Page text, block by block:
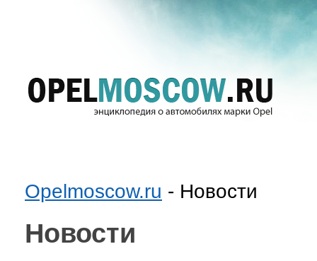
Opelmoscow.ru - Новости
Новости